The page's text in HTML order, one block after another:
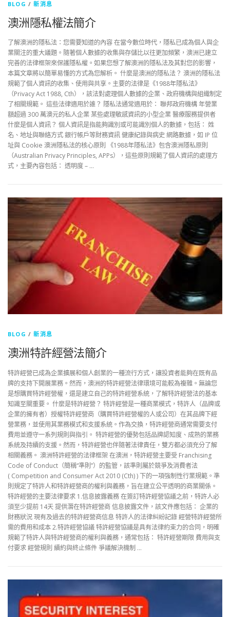
BLOG /新消息
澳洲隱私權法簡介
了解澳洲的隱私法：您需要知道的內容 在當今數位時代，隱私已成為個人與企
業關注的重大議題。隨著個人數據的收集與存儲比以往更加頻繁，澳洲已建立
完善的法律框架來保護隱私權。如果您想了解澳洲的隱私法及其對您的影響，
本篇文章將以簡單易懂的方式為您解析。 什麼是澳洲的隱私法？ 澳洲的隱私法
規範了個人資訊的收集、使用與共享。主要的法律是《1988年隱私法》
（Privacy Act 1988, Cth），該法對處理個人數據的企業、政府機構與組織制定
了相關規範。 這些法律適用於誰？ 隱私法通常適用於： 聯邦政府機構 年營業
額超過 300 萬澳元的私人企業 某些處理敏感資訊的小型企業 醫療服務提供者
什麼是個人資訊？ 個人資訊是指能夠識別或可能識別個人的數據，包括： 姓
名、地址與聯絡方式 銀行帳戶等財務資訊 健康紀錄與病史 網路數據，如 IP 位
址與 Cookie 澳洲隱私法的核心原則 《1988年隱私法》包含澳洲隱私原則
（Australian Privacy Principles, APPs），這些原則規範了個人資訊的處理方
式，主要內容包括： 透明度 – …
BLOG /新消息
澳洲特許經營法簡介
特許經營已成為企業擴展和個人創業的一種流行方式，讓投資者能夠在既有品
牌的支持下開展業務。然而，澳洲的特許經營法律環境可能較為複雜。無論您
是想購買特許經營權，還是建立自己的特許經營系統，了解特許經營法的基本
知識至關重要。 什麼是特許經營？ 特許經營是一種商業模式，特許人（品牌或
企業的擁有者）授權特許經營商（購買特許經營權的人或公司）在其品牌下經
營業務，並使用其業務模式和支援系統。作為交換，特許經營商通常需要支付
費用並遵守一系列規則與指引。 特許經營的優勢包括品牌認知度、成熟的業務
系統及持續的支援。然而，特許經營也伴隨著法律責任，雙方都必須充分了解
相關義務。 澳洲特許經營的法律框架 在澳洲，特許經營主要受 Franchising
Code of Conduct（簡稱“準則”）的監管，該準則屬於競爭及消費者法
( Competition and Consumer Act 2010 (Cth) ) 下的一項強制性行業規範。準
則規定了特許人和特許經營商的權利與義務，旨在建立公平透明的商業關係。
特許經營的主要法律要求 1.信息披露義務 在簽訂特許經營協議之前，特許人必
須至少提前 14天 提供潛在特許經營商 信息披露文件，該文件應包括： 企業的
財務狀況 現有及過去的特許經營商信息 特許人的法律糾紛記錄 經營特許經營所
需的費用和成本 2.特許經營協議 特許經營協議是具有法律約束力的合同，明確
規範了特許人與特許經營商的權利與義務，通常包括： 特許經營期限 費用與支
付要求 經營規則 續約與終止條件 爭議解決機制 …